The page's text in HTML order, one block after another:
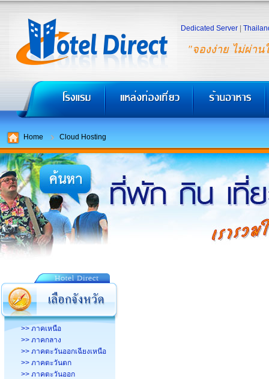
"จองง่าย ไม่ผ่าน
Dedicated Server
Home Cloud Hosting
>> ภาคเหนือ
>> ภาคกลาง
>> ภาคตะวันออกเฉียงเหนือ
>> ภาคตะวันตก
>> ภาคตะวันออก